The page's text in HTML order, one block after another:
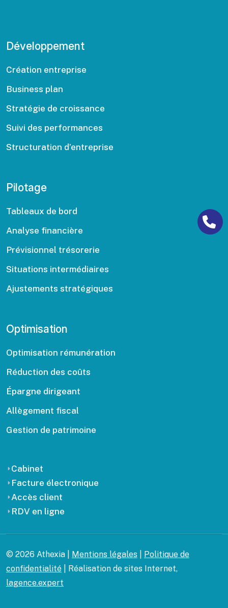
Développement
Création entreprise
Business plan
Stratégie de croissance
Suivi des performances
Structuration d’entreprise
Pilotage
Tableaux de bord
Analyse financière
Prévisionnel trésorerie
Situations intermédiaires
Ajustements stratégiques
Optimisation
Optimisation rémunération
Réduction des coûts
Épargne dirigeant
Allègement fiscal
Gestion de patrimoine
Cabinet
Facture électronique
Accès client
RDV en ligne
© 2026 Athexia | Mentions légales
Politique de
confidentialité | Réalisation de sites Internet,
lagence.expert